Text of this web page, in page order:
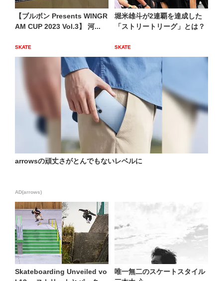
【ブルボン Presents WINGR
AM CUP 2023 Vol.3】 河...
SKATE
堀米雄斗が2連覇を達成した
「ストリートリーグ」とは？
SKATE
arrowsの頑丈さがとんでもないレベルに
AD(arrows)
Skateboarding Unveiled vo
唯一無二のスケートスタイル